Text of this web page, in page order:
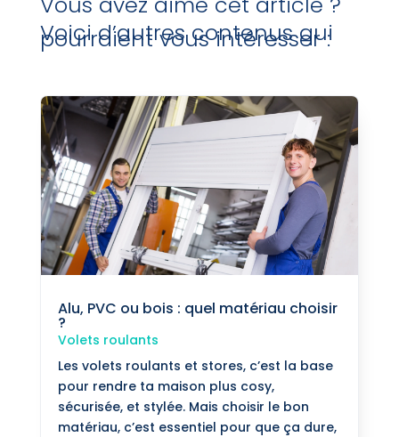
Voici d’autres contenus qui
pourraient vous intéresser :
Alu, PVC ou bois : quel matériau choisir
?
Volets roulants
Les volets roulants et stores, c’est la base
pour rendre ta maison plus cosy,
sécurisée, et stylée. Mais choisir le bon
matériau, c’est essentiel pour que ça dure,